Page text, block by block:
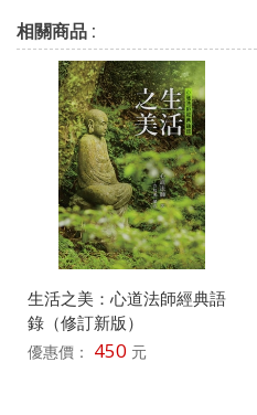
相關商品 :
生活之美：心道法師經典語
錄（修訂新版）
優惠價： 450 元